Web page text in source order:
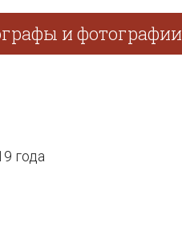
и фотографии
года